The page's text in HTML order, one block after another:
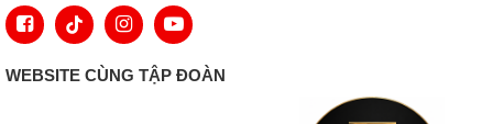
WEBSITE CÙNG TẬP ĐOÀN